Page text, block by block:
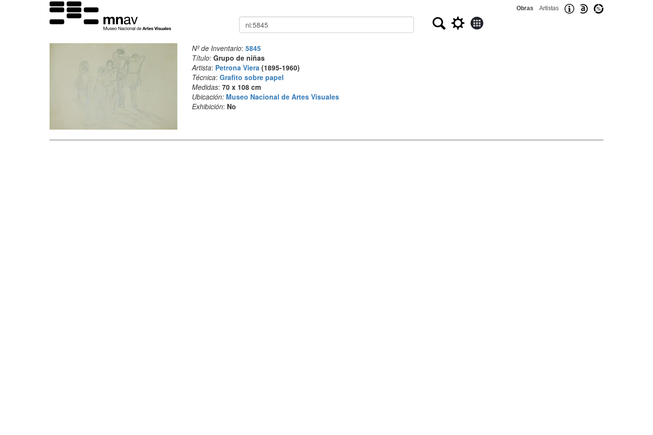
Obras Artistas
Buscar
Nº de Inventario: 5845
Título: Grupo de niñas
Artista: Petrona Viera(1895-1960)
Técnica: Grafito sobre papel
Medidas: 70 x 108 cm
Ubicación: Museo Nacional de Artes Visuales
Exhibición: No